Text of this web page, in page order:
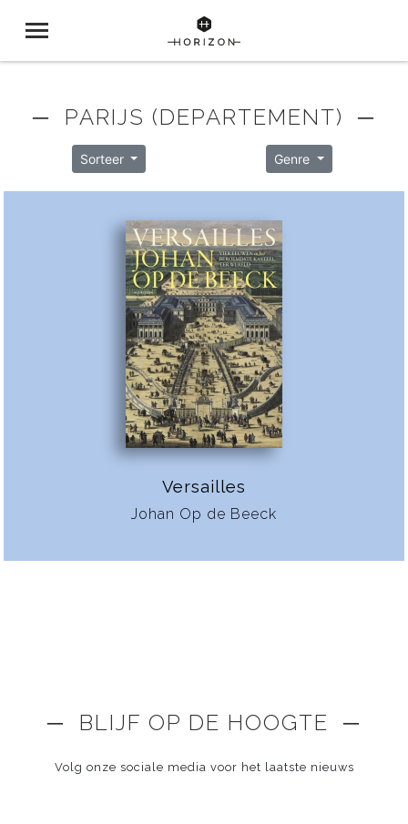
─ PARIJS (DEPARTEMENT) ─
Sorteer Genre
Versailles
Johan Op de Beeck
─ BLIJF OP DE HOOGTE ─
Volg onze sociale media voor het laatste nieuws